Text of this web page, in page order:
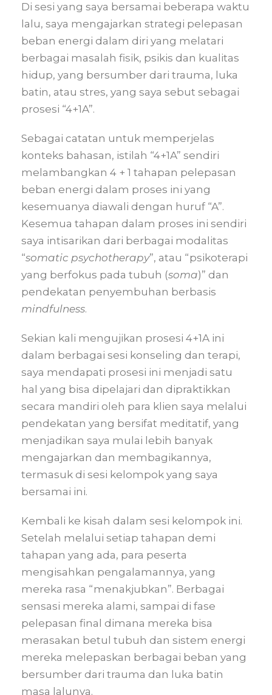
Di sesi yang saya bersamai beberapa waktu
lalu, saya mengajarkan strategi pelepasan
beban energi dalam diri yang melatari
berbagai masalah fisik, psikis dan kualitas
hidup, yang bersumber dari trauma, luka
batin, atau stres, yang saya sebut sebagai
prosesi “4+1A”.
Sebagai catatan untuk memperjelas
konteks bahasan, istilah “4+1A” sendiri
melambangkan 4 + 1 tahapan pelepasan
beban energi dalam proses ini yang
kesemuanya diawali dengan huruf “A”.
Kesemua tahapan dalam proses ini sendiri
saya intisarikan dari berbagai modalitas
“somatic psychotherapy”, atau “psikoterapi
yang berfokus pada tubuh (soma)” dan
pendekatan penyembuhan berbasis
mindfulness.
Sekian kali mengujikan prosesi 4+1A ini
dalam berbagai sesi konseling dan terapi,
saya mendapati prosesi ini menjadi satu
hal yang bisa dipelajari dan dipraktikkan
secara mandiri oleh para klien saya melalui
pendekatan yang bersifat meditatif, yang
menjadikan saya mulai lebih banyak
mengajarkan dan membagikannya,
termasuk di sesi kelompok yang saya
bersamai ini.
Kembali ke kisah dalam sesi kelompok ini.
Setelah melalui setiap tahapan demi
tahapan yang ada, para peserta
mengisahkan pengalamannya, yang
mereka rasa “menakjubkan”. Berbagai
sensasi mereka alami, sampai di fase
pelepasan final dimana mereka bisa
merasakan betul tubuh dan sistem energi
mereka melepaskan berbagai beban yang
bersumber dari trauma dan luka batin
masa lalunya.